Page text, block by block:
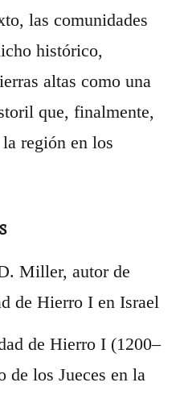
las comunidades
histórico,
altas como una
que, finalmente,
región en los
Miller, autor de
de Hierro I en Israel
de Hierro I (1200–
los Jueces en la